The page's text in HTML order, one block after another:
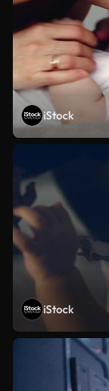
iStock
iStock